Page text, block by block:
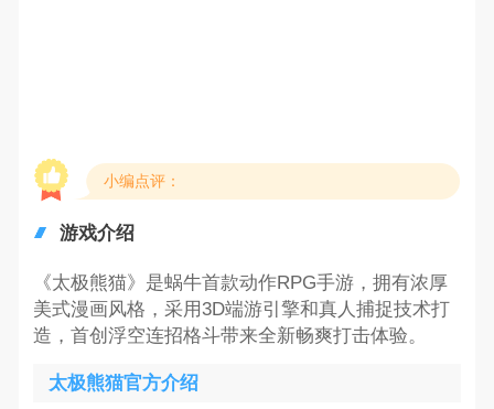
小编点评：
游戏介绍
《太极熊猫》是蜗牛首款动作RPG手游，拥有浓厚
美式漫画风格，采用3D端游引擎和真人捕捉技术打
造，首创浮空连招格斗带来全新畅爽打击体验。
太极熊猫官方介绍